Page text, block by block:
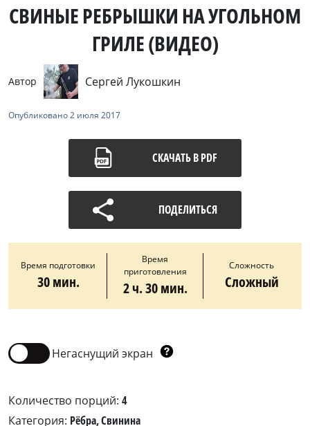
СВИНЫЕ РЕБРЫШКИ НА УГОЛЬНОМ
ГРИЛЕ (ВИДЕО)
Автор Сергей Лукошкин
Опубликовано2 июля 2017
СКАЧАТЬ В PDF
ПОДЕЛИТЬСЯ
Время подготовки
30 мин.
Время
приготовления
2 ч. 30 мин.
Сложность
Сложный
Негаснущий экран
Количество порций: 4
Категория: Рёбра, Свинина